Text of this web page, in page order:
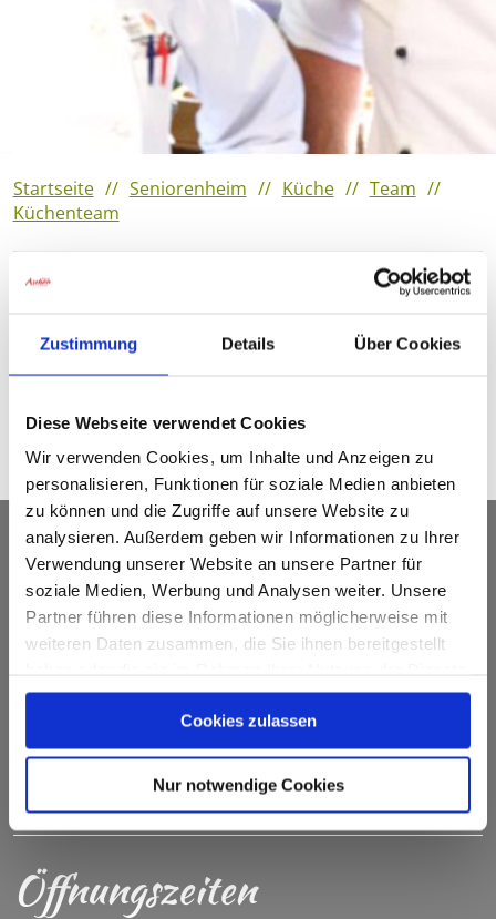
Zustimmung Details Über Cookies
Diese Webseite verwendet Cookies
Wir verwenden Cookies, um Inhalte und Anzeigen zu
personalisieren, Funktionen für soziale Medien anbieten
zu können und die Zugriffe auf unsere Website zu
analysieren. Außerdem geben wir Informationen zu Ihrer
Verwendung unserer Website an unsere Partner für
soziale Medien, Werbung und Analysen weiter. Unsere
Partner führen diese Informationen möglicherweise mit
weiteren Daten zusammen, die Sie ihnen bereitgestellt
gesammelt haben.
Cookies zulassen
Nur notwendige Cookies
Startseite Seniorenheim Küche
Team
Küchenteam
Zwei Köche und acht Küchenhelferinnen sind jeden Tag
bemüht, Ihnen kulinarisch den Tag zu versüßen. Jede
der Woche ausgehängt wird.
Seniorenheim Priental
Bahnhofstraße 16
83229 Aschau im Chiemgau
Fax.: +49 (0) 8052 90 56 13
SENIORENHEIM.PRIENTAL@SH-ASCHAU.DE
Öffnungszeiten
2023
Verantaltungshighlights 2022
Veranstaltungshighlights
2021